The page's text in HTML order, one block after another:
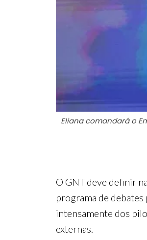
Eliana comandará o
O GNT deve definir
programa de debates
intensamente dos
externas.